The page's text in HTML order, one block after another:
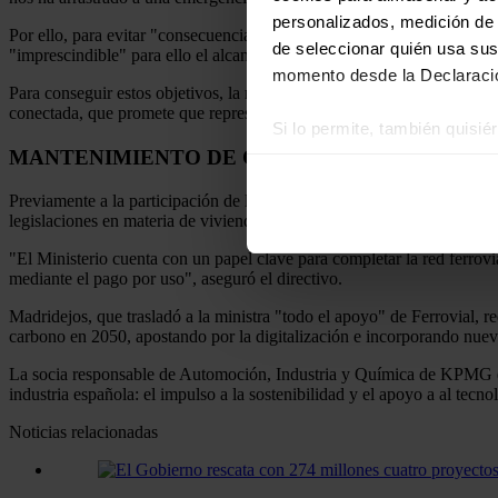
personalizados, medición
de seleccionar quién usa
momento desde la
Si lo permite, también
y analizar el tráfico.
redes sociales, publicidad y
que hayan recopilado a
Por ello, para evitar "consecuencias catastróficas", Sánchez cree
"imprescindible" para ello el alcanzar una movilidad con impactos
Para conseguir estos objetivos, la ministra ya ha asegurado estar
conectada, que promete que representará "enormes oportunidades al
MANTENIMIENTO DE CARRETERAS
Previamente a la participación de la ministra, el consejero delegado
legislaciones en materia de vivienda y movilidad y poner en marcha
"El Ministerio cuenta con un papel clave para completar la red
mediante el pago por uso", aseguró el directivo.
Madridejos, que trasladó a la ministra "todo el apoyo" de Ferrovial,
carbono en 2050, apostando por la digitalización e incorporando
La socia responsable de Automoción, Industria y Química de KPMG
industria española: el impulso a la sostenibilidad y el apoyo a al
Noticias relacionadas